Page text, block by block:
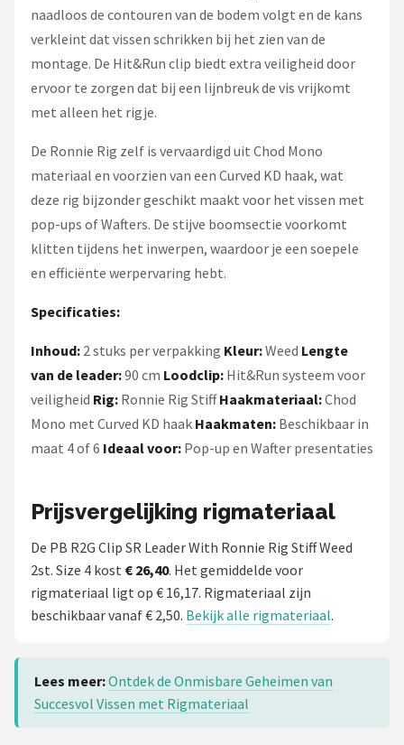
naadloos de contouren van de bodem volgt en de kans
verkleint dat vissen schrikken bij het zien van de
montage. De Hit&Run clip biedt extra veiligheid door
ervoor te zorgen dat bij een lijnbreuk de vis vrijkomt
met alleen het rigje.
De Ronnie Rig zelf is vervaardigd uit Chod Mono
materiaal en voorzien van een Curved KD haak, wat
deze rig bijzonder geschikt maakt voor het vissen met
pop-ups of Wafters. De stijve boomsectie voorkomt
klitten tijdens het inwerpen, waardoor je een soepele
en efficiënte werpervaring hebt.
Specificaties:
Inhoud: 2 stuks per verpakking Kleur:Weed Lengte
van de leader:90 cm Loodclip: Hit&Run systeem voor
veiligheid Rig: Ronnie Rig StiffHaakmateriaal:Chod
Mono met Curved KD haak Haakmaten: Beschikbaar in
maat 4 of 6 Ideaal voor: Pop-up en Wafter presentaties
Prijsvergelijking rigmateriaal
De PB R2G Clip SR Leader With Ronnie Rig Stiff Weed
2st. Size 4 kost € 26,40. Het gemiddelde voor
rigmateriaal ligt op € 16,17. Rigmateriaal zijn
beschikbaar vanaf € 2,50. Bekijk alle rigmateriaal.
Lees meer:Ontdek de Onmisbare Geheimen van
Succesvol Vissen met Rigmateriaal